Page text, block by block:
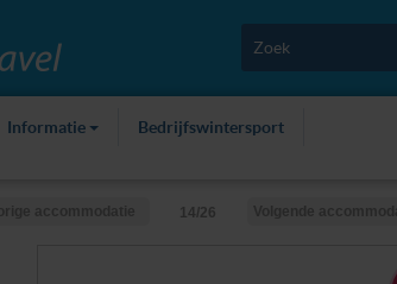
Informatie Bedrijfswintersport
14/26